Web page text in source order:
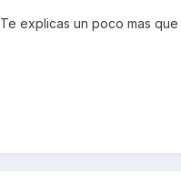
Te explicas un poco mas